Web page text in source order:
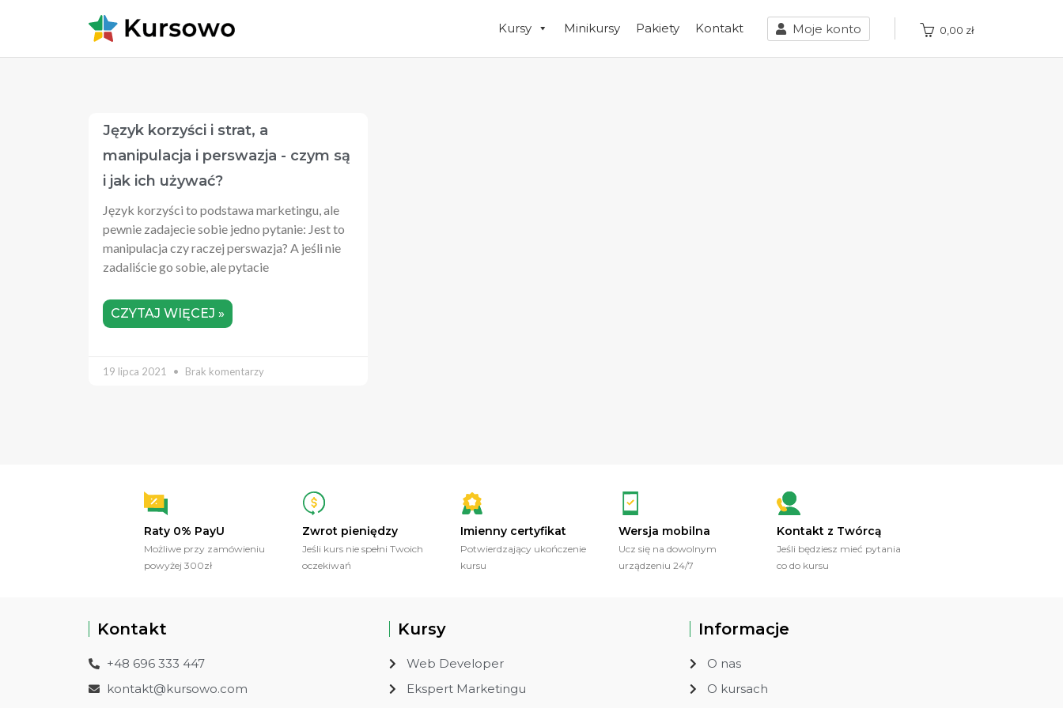
Kursy Minikursy Pakiety Kontakt Moje konto 0,00 zł
Język‌ ‌korzyści‌ i strat, a
manipulacja i perswazja ‌-‌ ‌czym są
i jak ich używać?‌ ‌
Język korzyści to podstawa marketingu, ale
pewnie zadajecie sobie jedno pytanie: Jest to
manipulacja czy raczej perswazja? A jeśli nie
zadaliście go sobie, ale pytacie
CZYTAJ WIĘCEJ »
19 lipca 2021 Brak komentarzy
Raty 0% PayU
Możliwe przy zamówieniu
powyżej 300zł
Zwrot pieniędzy
Jeśli kurs nie spełni Twoich
oczekiwań
Imienny certyfikat
Potwierdzający ukończenie
kursu
Wersja mobilna
Ucz się na dowolnym
urządzeniu 24/7
Kontakt z Twórcą
Jeśli będziesz mieć pytania
co do kursu
Kontakt
+48 696 333 447
kontakt@kursowo.com
Kursy
Web Developer
Ekspert Marketingu
Informacje
O nas
O kursach